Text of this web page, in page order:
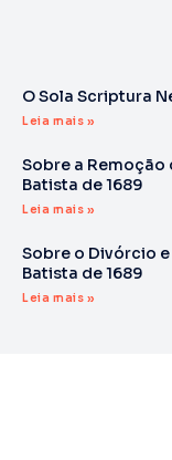
O Sola Scriptura
Leia mais »
Sobre a Remoção
Batista de 1689
Leia mais »
Sobre o Divórcio
Batista de 1689
Leia mais »